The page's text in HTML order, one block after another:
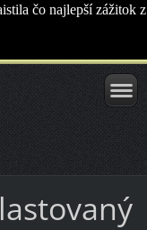
čo najlepší zážitok z